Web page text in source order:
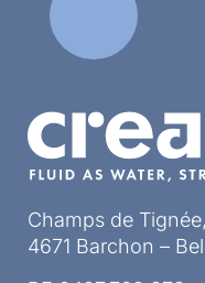
Champs de
4671 Barchon –